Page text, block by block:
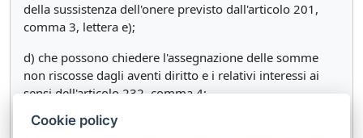
della sussistenza dell'onere previsto dall'articolo 201,
comma 3, lettera e);
d) che possono chiedere l'assegnazione delle somme
non riscosse dagli aventi diritto e i relativi interessi ai
sensi dell'articolo 232, comma 4;
e) il domicilio digitale assegnato alla procedura.
Cookie policy